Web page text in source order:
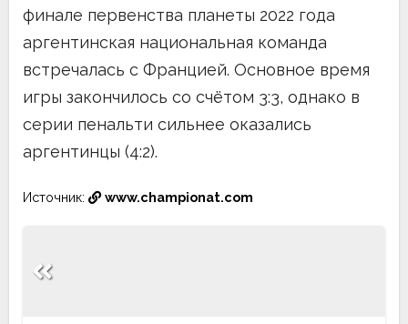
финале первенства планеты 2022 года
аргентинская национальная команда
встречалась с Францией. Основное время
игры закончилось со счётом 3:3, однако в
серии пенальти сильнее оказались
аргентинцы (4:2).
Источник: www.championat.com
по